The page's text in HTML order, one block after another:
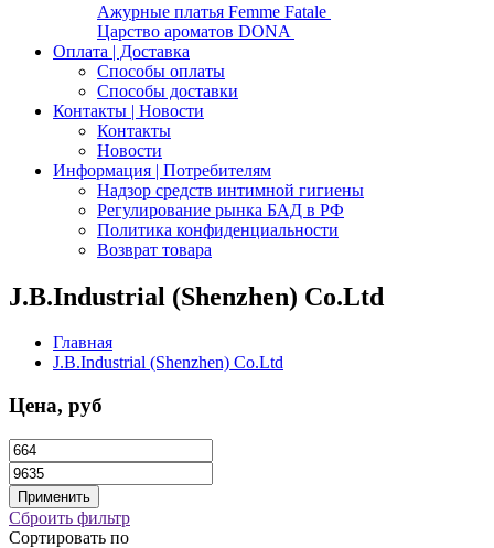
Ажурные платья Femme Fatale
Царство ароматов DONA
Оплата | Доставка
Способы оплаты
Способы доставки
Контакты | Новости
Контакты
Новости
Информация | Потребителям
Надзор средств интимной гигиены
Регулирование рынка БАД в РФ
Политика конфиденциальности
Возврат товара
J.B.Industrial (Shenzhen) Co.Ltd
Главная
J.B.Industrial (Shenzhen) Co.Ltd
Цена, руб
Сброить фильтр
Сортировать по